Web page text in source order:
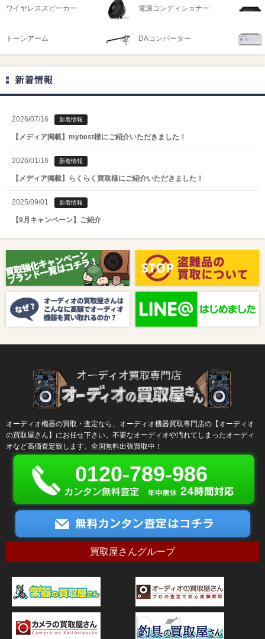
ワイヤレススピーカー 電源コンディショナー
トーンアーム DAコンバーター
新着情報
2026/07/16 新着情報
【メディア掲載】mybest様にご紹介いただきました！
2026/01/16 新着情報
【メディア掲載】らくらく買取様にご紹介いただきました！
2025/09/01 新着情報
【9月キャンペーン】ご紹介
【8月キャンペーン】ご紹介
2024/10/04 新着情報
【ラジオ番組放送のお知らせ】
オーディオ機器の買取・査定なら、オーディオ機器買取専門店の【オーディオ
の買取屋さん】にお任せ下さい。不要なオーディオや汚れてしまったオーディ
オなど高価査定致します。全国無料出張買取中！
0120-789-986
買取屋さんグループ